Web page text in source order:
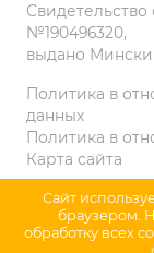
№190496320,
выдано
Политика в
данных
Политика в
Карта сайта
Сайт
браузером.
обработку всех